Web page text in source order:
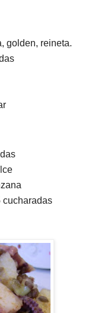
golden, reineta.
cucharadas